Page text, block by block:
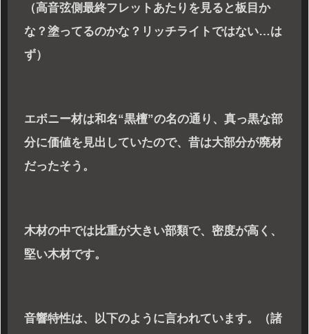
（高音弦側最終フレットあたりを見ると板目か
な？塗ってるのかな？リッチライトではない…は
ず）
エボニー材は和名“黒檀”の名の通り、真っ黒な部
分に価値を見出していたので、昔は大部分が廃材
だったそう。
木材の中では比重が大きい部類で、密度が高く、
堅い木材です。
音響特性は、以下のように言われています。（諸